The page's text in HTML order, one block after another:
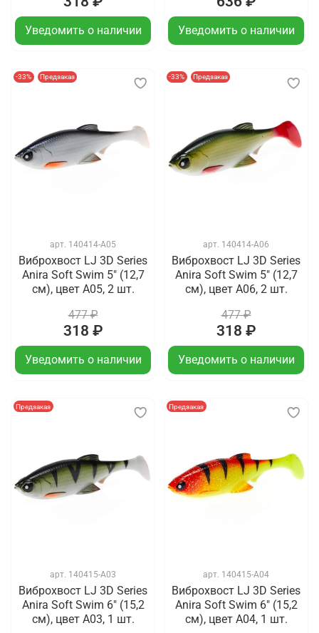
Уведомить о наличии Уведомить о наличии
-33% Предзаказ
арт. 140414-A05
Виброхвост LJ 3D Series
Anira Soft Swim 5" (12,7
см), цвет A05, 2 шт.
477 ₽
318 ₽
Уведомить о наличии
-33% Предзаказ
арт. 140414-A06
Виброхвост LJ 3D Series
Anira Soft Swim 5" (12,7
см), цвет A06, 2 шт.
477 ₽
318 ₽
Уведомить о наличии
Предзаказ
арт. 140415-A03
Виброхвост LJ 3D Series
Anira Soft Swim 6" (15,2
см), цвет A03, 1 шт.
Предзаказ
арт. 140415-A04
Виброхвост LJ 3D Series
Anira Soft Swim 6" (15,2
см), цвет A04, 1 шт.